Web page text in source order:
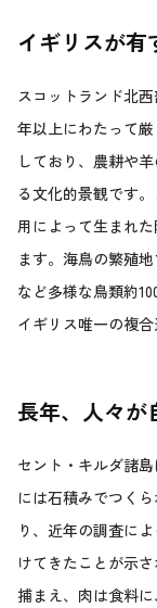
イギリスが有
スコットランド北
年以上にわたって
しており、農耕や
る文化的景観です
用によって生まれ
ます。海鳥の繁殖
など多様な鳥類約
イギリス唯一の複合
長年、人々が
セント・キルダ諸
には石積みでつく
り、近年の調査に
けてきたことが示
捕まえ、肉は食料